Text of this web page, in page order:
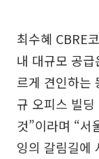
최수혜 CBRE
내 대규모 공
르게 견인하는
규 오피스 빌
것”이라며 “서
잉의 갈림길에